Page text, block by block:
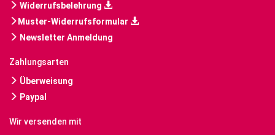
Widerrufsbelehrung
Muster-Widerrufsformular
Newsletter Anmeldung
Zahlungsarten
Überweisung
Paypal
Wir versenden mit